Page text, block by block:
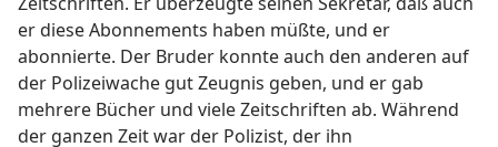
er diese Abonnements haben müßte, und er
abonnierte. Der Bruder konnte auch den anderen auf
der Polizeiwache gut Zeugnis geben, und er gab
mehrere Bücher und viele Zeitschriften ab. Während
der ganzen Zeit war der Polizist, der ihn